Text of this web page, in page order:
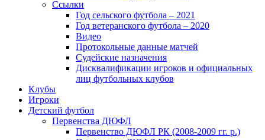
Ссылки
Год сельского футбола – 2021
Год ветеранского футбола – 2020
Видео
Протокольные данные матчей
Судейские назначения
Дисквалификации игроков и официальных
лиц футбольных клубов
Клубы
Игроки
Детский футбол
Первенства ДЮФЛ
Первенство ДЮФЛ РК (2008-2009 гг. р.)